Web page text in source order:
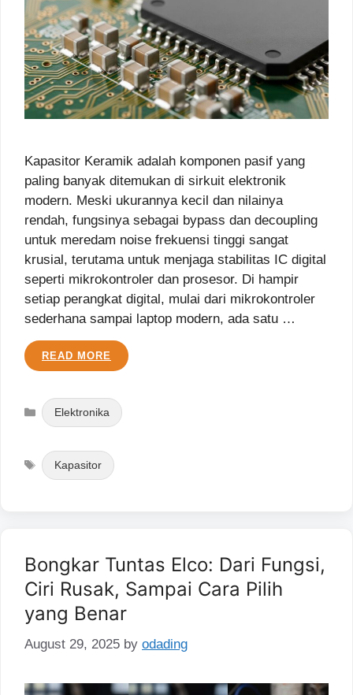
Kapasitor Keramik adalah komponen pasif yang
paling banyak ditemukan di sirkuit elektronik
modern. Meski ukurannya kecil dan nilainya
rendah, fungsinya sebagai bypass dan decoupling
untuk meredam noise frekuensi tinggi sangat
krusial, terutama untuk menjaga stabilitas IC digital
seperti mikrokontroler dan prosesor. Di hampir
setiap perangkat digital, mulai dari mikrokontroler
sederhana sampai laptop modern, ada satu …
READ MORE
Categories
Elektronika
Tags
Kapasitor
Bongkar Tuntas Elco: Dari Fungsi,
Ciri Rusak, Sampai Cara Pilih
yang Benar
August 29, 2025 by odading